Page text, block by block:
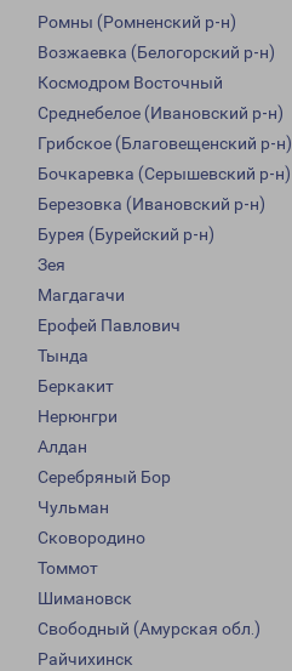
Ромны (Ромненский р-н)
Возжаевка (Белогорский р-н)
Космодром Восточный
Среднебелое (Ивановский р-н)
Грибское (Благовещенский р-н)
Бочкаревка (Серышевский р-н)
Березовка (Ивановский р-н)
Бурея (Бурейский р-н)
Зея
Магдагачи
Ерофей Павлович
Тында
Беркакит
Нерюнгри
Алдан
Серебряный Бор
Чульман
Сковородино
Томмот
Шимановск
Свободный (Амурская обл.)
Райчихинск